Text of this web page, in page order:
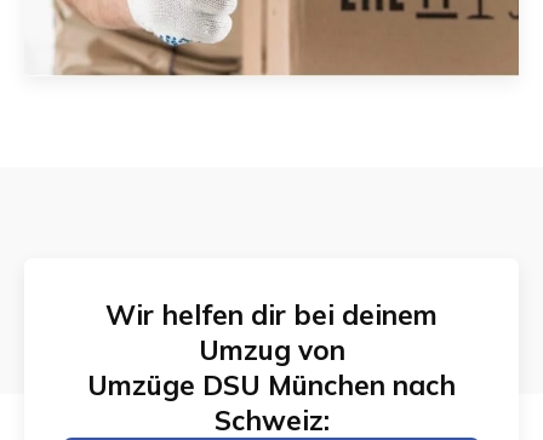
Wir helfen dir bei deinem
Umzug von
Umzüge DSU München nach
Schweiz: